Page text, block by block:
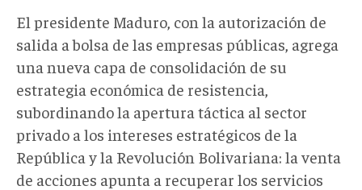
El presidente Maduro, con la autorización de
salida a bolsa de las empresas públicas, agrega
una nueva capa de consolidación de su
estrategia económica de resistencia,
subordinando la apertura táctica al sector
privado a los intereses estratégicos de la
República y la Revolución Bolivariana: la venta
de acciones apunta a recuperar los servicios